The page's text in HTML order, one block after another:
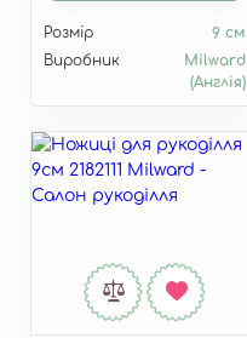
Розмір
9 см
Виробник
Milward
(Англія)